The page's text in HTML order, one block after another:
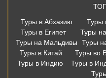
Туры в Абхазию
Туры
Туры в Египет
Туры
Туры на Мальдивы
Туры
Туры в Китай
Туры во
Туры в Индию
Туры в